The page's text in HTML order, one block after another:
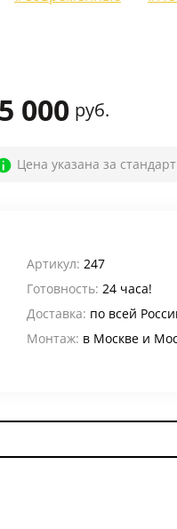
000 руб.
Цена указана за
Артикул: 247
Готовность: 24 часа!
Доставка: по всей
Монтаж: в Москве и